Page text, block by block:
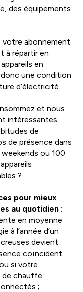
des équipements
votre abonnement
à répartir en
en
une condition
d’électricité.
et nous
intéressantes
de
de présence dans
ou 100
?
pour mieux
au quotidien :
en moyenne
à l’année d’un
devient
coïncident
si votre
de chauffe
;